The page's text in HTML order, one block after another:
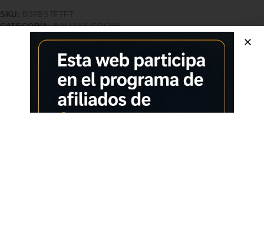
SKU:
CATEGORÍA:BALIZAS COCHE
Características adicionales
Calidad superior
Pago seguro
Satisfacción garantizada
Devolución garantizada
Información adicional